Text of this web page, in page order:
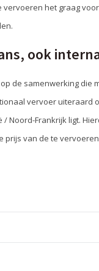
het graag
ook
de samenwerking die
vervoer uiteraard
Noord-Frankrijk ligt.
van de te